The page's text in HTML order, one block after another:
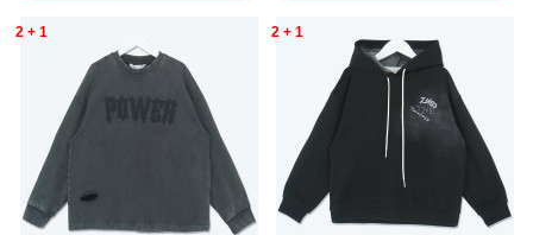
2 + 1 2 + 1